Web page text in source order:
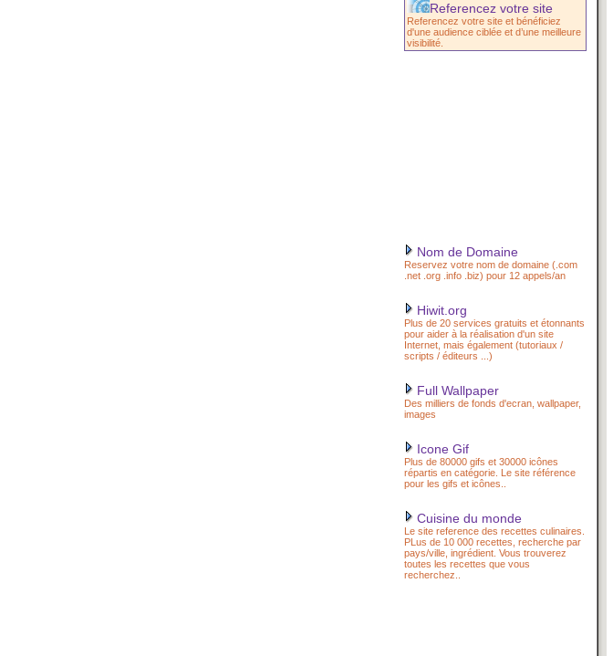
Referencez votre site
Referencez votre site et bénéficiez
d'une audience ciblée et d’une meilleure
visibilité.
Nom de Domaine
Reservez votre nom de domaine (.com
.net .org .info .biz) pour 12 appels/an
Hiwit.org
Plus de 20 services gratuits et étonnants
pour aider à la réalisation d'un site
Internet, mais également (tutoriaux /
scripts / éditeurs ...)
Full Wallpaper
Des milliers de fonds d'ecran, wallpaper,
images
Icone Gif
Plus de 80000 gifs et 30000 icônes
répartis en catégorie. Le site référence
pour les gifs et icônes..
Cuisine du monde
Le site reference des recettes culinaires.
PLus de 10 000 recettes, recherche par
pays/ville, ingrédient. Vous trouverez
toutes les recettes que vous
recherchez..